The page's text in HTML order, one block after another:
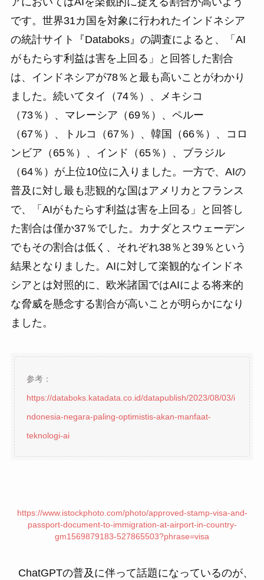
です。世界31カ国を対象に行われたインドネシア
の統計サイト『Databoks』の調査によると、「AI
がもたらす利益は害を上回る」と回答した割合
は、インドネシアが78％と最も高いことがわかり
ました。続いてタイ（74％）、メキシコ
（73％）、マレーシア（69％）、ペルー
（67％）、トルコ（67％）、韓国（66％）、コロ
ンビア（65％）、インド（65％）、ブラジル
（64％）が上位10位に入りました。一方で、AIの
普及に対し最も悲観的な国はアメリカとフランス
で、「AIがもたらす利益は害を上回る」と回答し
た割合は僅か37％でした。カナダとスウェーデン
でもその割合は低く、それぞれ38％と39％という
結果となりました。AIに対して楽観的なインドネ
シアとは対照的に、欧米諸国ではAIによる将来的
な脅威を懸念する割合が高いことが明らかになり
ました。
参考：
https://databoks.katadata.co.id/datapublish/2023/08/03/i
ndonesia-negara-paling-optimistis-akan-manfaat-
teknologi-ai
https://www.istockphoto.com/photo/approved-stamp-visa-and-
passport-document-to-immigration-at-airport-in-country-
gm1569879183-527865503?phrase=visa
ChatGPTの普及に伴って話題になっているのが、